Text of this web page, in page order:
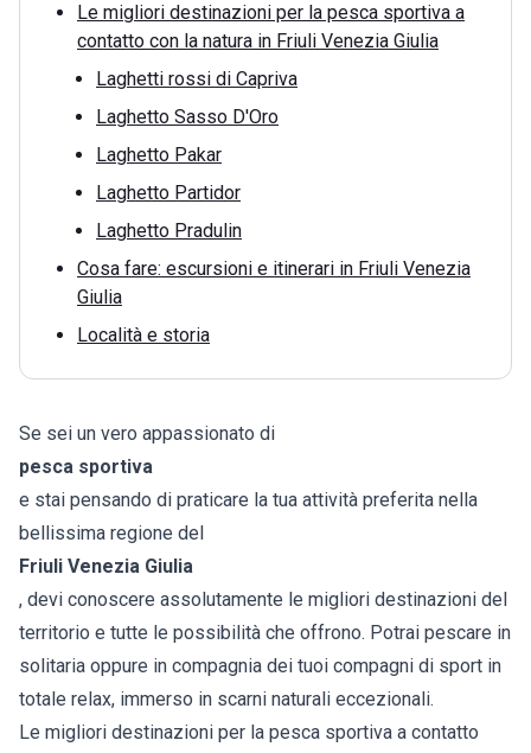
Le migliori destinazioni per la pesca sportiva a
contatto con la natura in Friuli Venezia Giulia
Laghetti rossi di Capriva
Laghetto Sasso D'Oro
Laghetto Pakar
Laghetto Partidor
Laghetto Pradulin
Cosa fare: escursioni e itinerari in Friuli Venezia
Giulia
Località e storia
Se sei un vero appassionato di
pesca sportiva
e stai pensando di praticare la tua attività preferita nella
bellissima regione del
Friuli Venezia Giulia
, devi conoscere assolutamente le migliori destinazioni del
territorio e tutte le possibilità che offrono. Potrai pescare in
solitaria oppure in compagnia dei tuoi compagni di sport in
totale relax, immerso in scarni naturali eccezionali.
Le migliori destinazioni per la pesca sportiva a contatto